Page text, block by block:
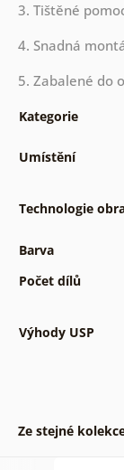
3. Tištěné
4. Snadná
5. Zabalené do
Kategorie
Umístění
Technologie
Barva
Počet dílů
Výhody USP
Ze stejné